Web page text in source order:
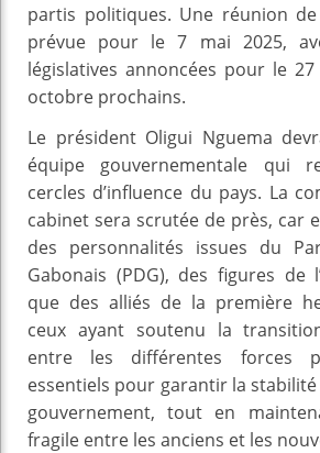
partis politiques. Une réunion
prévue pour le 7 mai 2025,
législatives annoncées pour le
octobre prochains.
Le président Oligui Nguema
équipe gouvernementale qui
cercles d’influence du pays. La
cabinet sera scrutée de près, car
des personnalités issues du
Gabonais (PDG), des figures de
que des alliés de la première
ceux ayant soutenu la
entre les différentes forces
essentiels pour garantir la
gouvernement, tout en
fragile entre les anciens et les